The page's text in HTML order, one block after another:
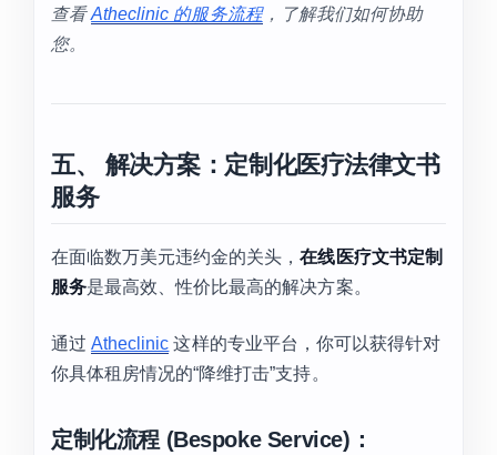
查看Atheclinic 的服务流程，了解我们如何协助
您。
五、 解决方案：定制化医疗法律文书
服务
在面临数万美元违约金的关头，在线医疗文书定制
服务是最高效、性价比最高的解决方案。
通过Atheclinic 这样的专业平台，你可以获得针对
你具体租房情况的“降维打击”支持。
定制化流程 (Bespoke Service)：